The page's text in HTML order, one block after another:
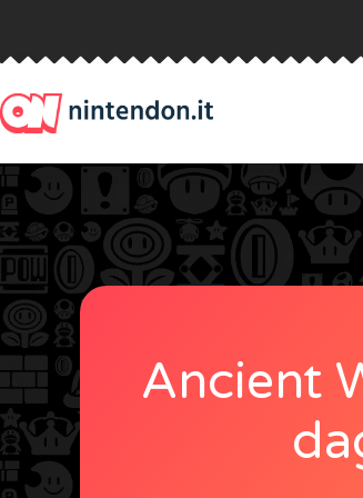
Ancient